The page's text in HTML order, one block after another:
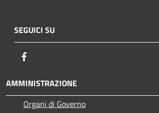
SEGUICI SU
AMMINISTRAZIONE
Organi di Governo